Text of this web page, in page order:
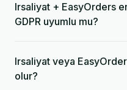
Irsaliyat + EasyOrders
GDPR uyumlu mu?
Irsaliyat veya
olur?